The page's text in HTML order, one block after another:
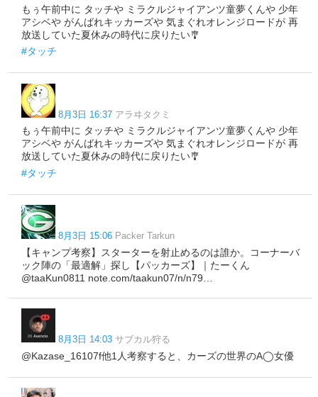
もぅ午前中に タッチや ミラクルジャイアンツ童夢くんや 少年
アシベや がんばれキッカーズや 気まぐれオレンジロードが 再
放送していた夏休みの時代に戻りたい🎐
#タッチ
8月3日 16:37 アラヰタクミ
もぅ午前中に タッチや ミラクルジャイアンツ童夢くんや 少年
アシベや がんばれキッカーズや 気まぐれオレンジロードが 再
放送していた夏休みの時代に戻りたい🎐
#タッチ
8月3日 15:06 Packer Tarkun
【キャンプ考察】スターターを射止めるのは誰か。コーナーバ
ック陣の「最適解」探し【パッカーズ】｜たーくん
@taaKun0811 note.com/taakun07/n/n79…
8月3日 14:03 サブカル狩る
@Kazase_16107f他1人考察すると、カーズの世界のA◯女優